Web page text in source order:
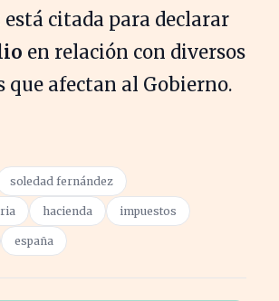
está citada para declarar
en relación con diversos
que afectan al Gobierno.
soledad fernández
hacienda impuestos
españa